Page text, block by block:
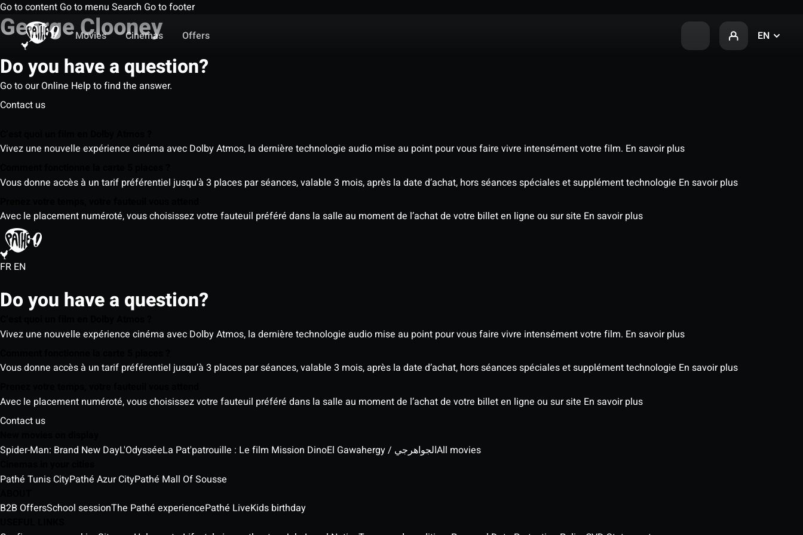
Go to content Go to menu Search Go to footer
Movies
Cinemas Offers EN
George Clooney
Do you have a question?
Go to our Online Help to find the answer.
Contact us
Vivez une nouvelle expérience cinéma avec Dolby Atmos, la dernière technologie audio mise au point pour vous faire vivre intensément votre film. En savoir plus
Vous donne accès à un tarif préférentiel jusqu’à 3 places par séances, valable 3 mois, après la date d’achat, hors séances spéciales et supplément technologie En savoir plus
Avec le placement numéroté, vous choisissez votre fauteuil préféré dans la salle au moment de l’achat de votre billet en ligne ou sur site En savoir plus
FR EN
Do you have a question?
Vivez une nouvelle expérience cinéma avec Dolby Atmos, la dernière technologie audio mise au point pour vous faire vivre intensément votre film. En savoir plus
Vous donne accès à un tarif préférentiel jusqu’à 3 places par séances, valable 3 mois, après la date d’achat, hors séances spéciales et supplément technologie En savoir plus
Avec le placement numéroté, vous choisissez votre fauteuil préféré dans la salle au moment de l’achat de votre billet en ligne ou sur site En savoir plus
Contact us
Spider-Man: Brand New DayL'OdysséeLa Pat'patrouille : Le film Mission Dino El Gawahergy / الجواهرجيAll movies
Pathé Tunis CityPathé Azur CityPathé Mall Of Sousse
B2B OffersSchool sessionThe Pathé experiencePathé LiveKids birthday